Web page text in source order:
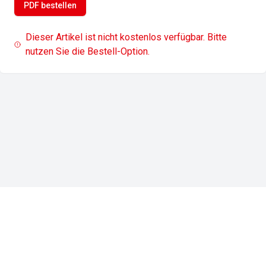
PDF bestellen
Dieser Artikel ist nicht kostenlos verfügbar. Bitte
nutzen Sie die Bestell-Option.